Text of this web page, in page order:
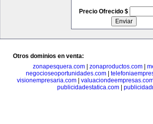
Precio Ofrecido $
Otros dominios en venta:
zonapesquera.com| zonaproductos.com|
negocioseoportunidades.com
visionempresaria.com
publicidadestatica.com